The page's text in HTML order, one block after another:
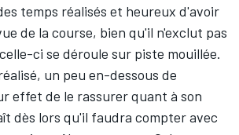
temps réalisés et heureux d'avoir
de la course, bien qu'il n'exclut pas
ci se déroule sur piste mouillée.
un peu en-dessous de
effet de le rassurer quant à son
dès lors qu'il faudra compter avec